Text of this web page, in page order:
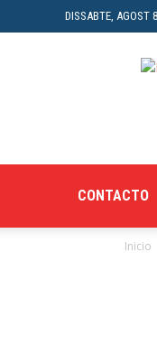
DISSABTE, AGOST
CONTACTO
Inicio